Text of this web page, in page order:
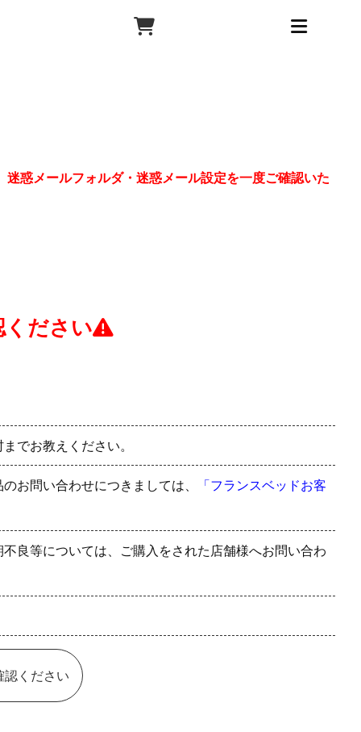
惑メールフォルダ・迷惑メール設定を一度ご確認いた
ください
でお教えください。
お問い合わせにつきましては、 「フランスベッドお客
良等については、ご購入をされた店舗様へお問い合わ
認ください